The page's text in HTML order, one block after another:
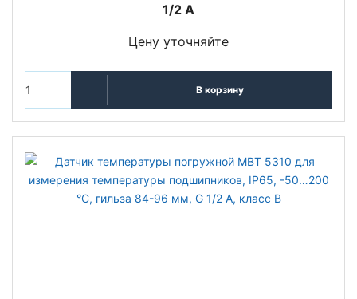
1/2 A
Цену уточняйте
В корзину